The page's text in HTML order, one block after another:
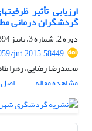
ارزیابی تأثیر
گردشگران درمانی
دوره 2، شماره 3، پاییز 1394، صفحه
jut.2015.58449
محمدرضا رضایی، زهرا
مشاهده مقاله
اصل